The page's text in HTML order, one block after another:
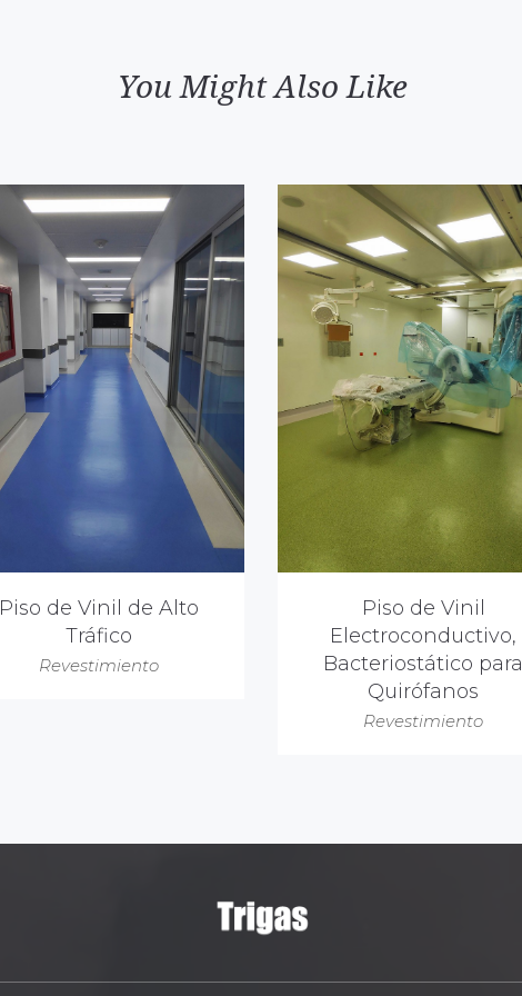
You Might Also Like
Piso de Vinil de Alto
Tráfico
Revestimiento
Piso de Vinil
Electroconductivo,
Bacteriostático para
Quirófanos
Revestimiento